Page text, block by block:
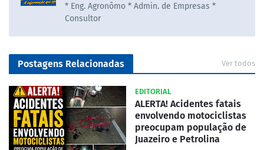
* Eng. Agronômo * Admin. de Empresas *
Consultor
Postagens Relacionadas Ver todos
EDITORIAL
ALERTA! Acidentes fatais
envolvendo motociclistas
preocupam população de
Juazeiro e Petrolina